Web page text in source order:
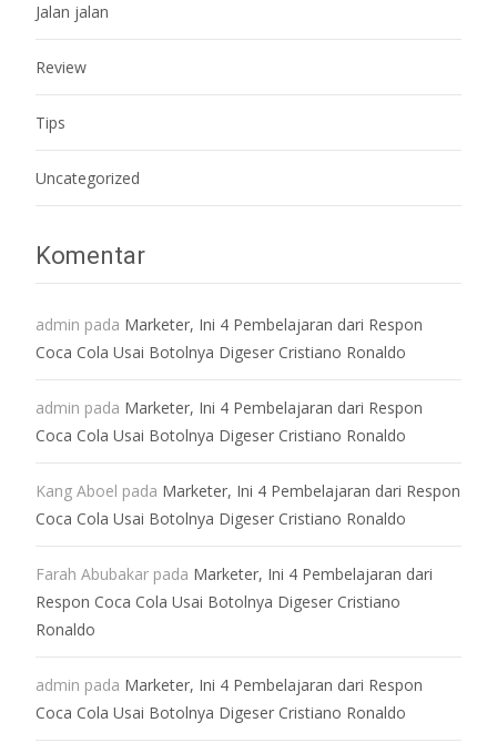
Jalan jalan
Review
Tips
Uncategorized
Komentar
admin pada Marketer, Ini 4 Pembelajaran dari Respon
Coca Cola Usai Botolnya Digeser Cristiano Ronaldo
admin pada Marketer, Ini 4 Pembelajaran dari Respon
Coca Cola Usai Botolnya Digeser Cristiano Ronaldo
Kang Aboel pada Marketer, Ini 4 Pembelajaran dari Respon
Coca Cola Usai Botolnya Digeser Cristiano Ronaldo
Farah Abubakar pada Marketer, Ini 4 Pembelajaran dari
Respon Coca Cola Usai Botolnya Digeser Cristiano
Ronaldo
admin pada Marketer, Ini 4 Pembelajaran dari Respon
Coca Cola Usai Botolnya Digeser Cristiano Ronaldo